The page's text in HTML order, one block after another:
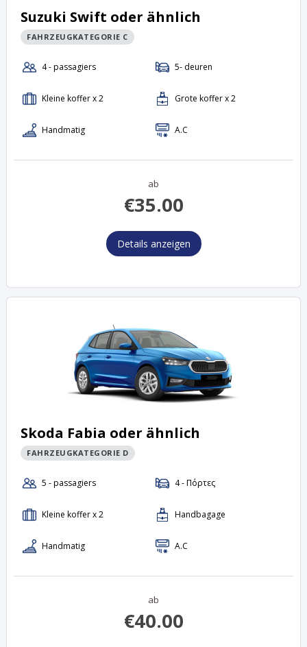
Suzuki Swift oder ähnlich
FAHRZEUGKATEGORIE C
ab
€35.00
Details anzeigen
Skoda Fabia oder ähnlich
FAHRZEUGKATEGORIE D
ab
€40.00